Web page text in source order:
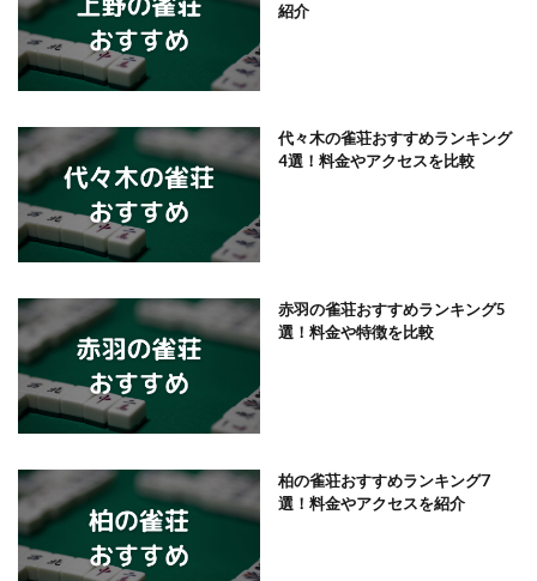
紹介
代々木の雀荘おすすめランキング
4選！料金やアクセスを比較
赤羽の雀荘おすすめランキング5
選！料金や特徴を比較
柏の雀荘おすすめランキング7
選！料金やアクセスを紹介